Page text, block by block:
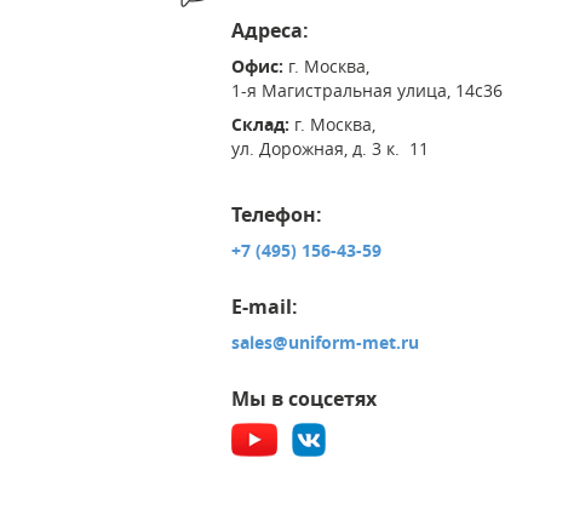
Адреса:
Офис: г. Москва,
1-я Магистральная улица, 14с36
Склад: г. Москва,
ул. Дорожная, д. 3 к. 11
Телефон:
+7 (495) 156-43-59
E-mail:
sales@uniform-met.ru
Мы в соцсетях